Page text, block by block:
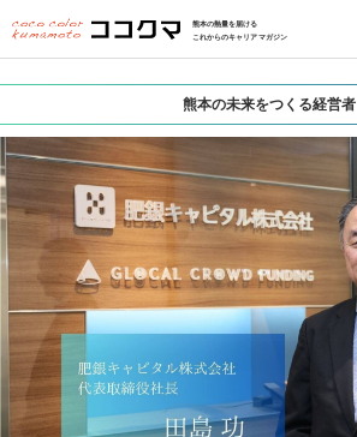
熊本の熱量を届ける
これからのキャリアマガジン
熊本の未来をつくる経営者